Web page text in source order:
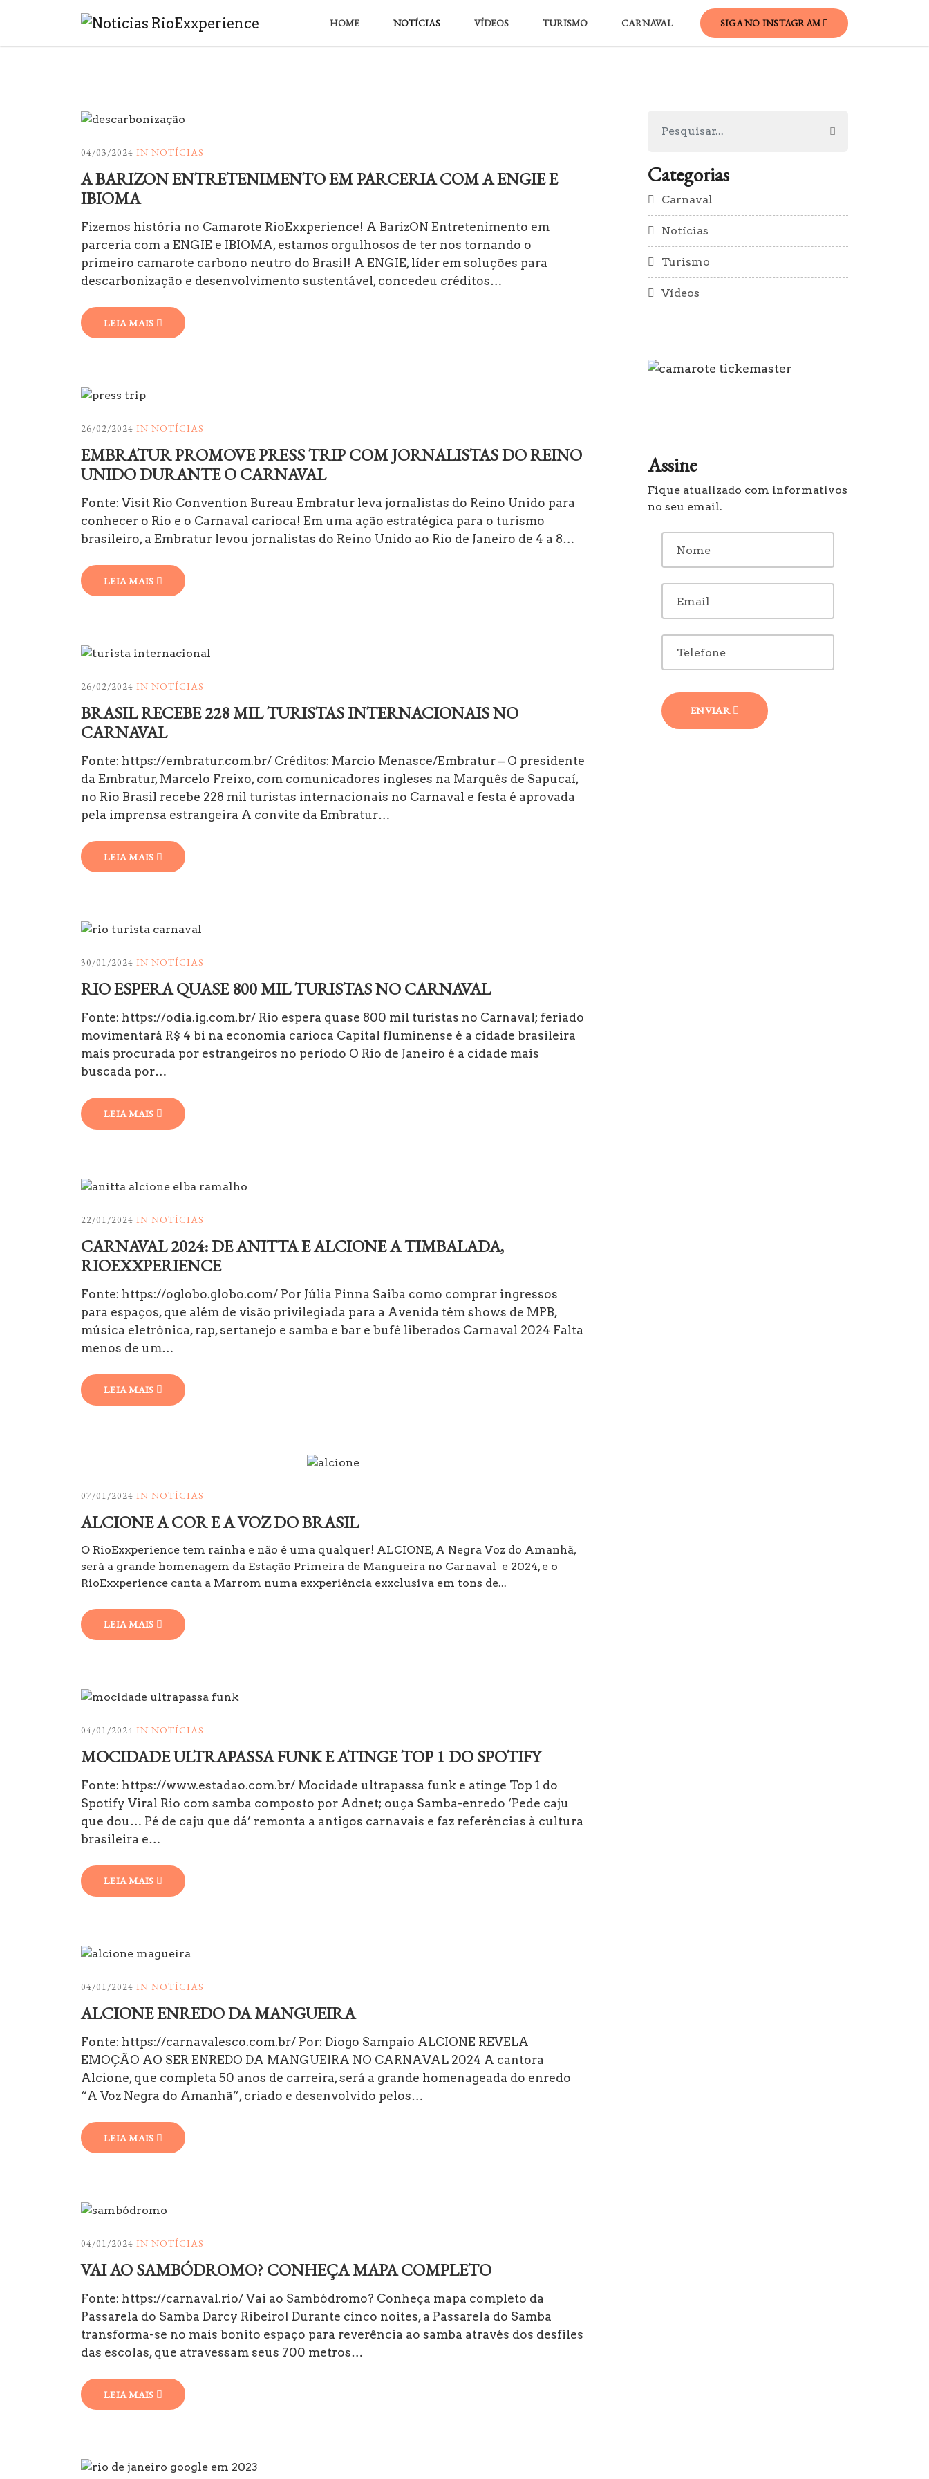
HOME NOTÍCIAS VÍDEOS TURISMO CARNAVAL SIGA NO INSTAGRAM
04/03/2024 IN NOTÍCIAS
A BARIZON ENTRETENIMENTO EM PARCERIA COM A ENGIE E
IBIOMA
Fizemos história no Camarote RioExxperience! A BarizON Entretenimento em
parceria com a ENGIE e IBIOMA, estamos orgulhosos de ter nos tornando o
primeiro camarote carbono neutro do Brasil! A ENGIE, líder em soluções para
descarbonização e desenvolvimento sustentável, concedeu créditos…
LEIA MAIS
26/02/2024 IN NOTÍCIAS
EMBRATUR PROMOVE PRESS TRIP COM JORNALISTAS DO REINO
UNIDO DURANTE O CARNAVAL
Fonte: Visit Rio Convention Bureau Embratur leva jornalistas do Reino Unido para
conhecer o Rio e o Carnaval carioca! Em uma ação estratégica para o turismo
brasileiro, a Embratur levou jornalistas do Reino Unido ao Rio de Janeiro de 4 a 8…
LEIA MAIS
26/02/2024 IN NOTÍCIAS
BRASIL RECEBE 228 MIL TURISTAS INTERNACIONAIS NO
CARNAVAL
Fonte: https://embratur.com.br/ Créditos: Marcio Menasce/Embratur – O presidente
da Embratur, Marcelo Freixo, com comunicadores ingleses na Marquês de Sapucaí,
no Rio Brasil recebe 228 mil turistas internacionais no Carnaval e festa é aprovada
pela imprensa estrangeira A convite da Embratur…
LEIA MAIS
30/01/2024 IN NOTÍCIAS
RIO ESPERA QUASE 800 MIL TURISTAS NO CARNAVAL
Fonte: https://odia.ig.com.br/ Rio espera quase 800 mil turistas no Carnaval; feriado
movimentará R$ 4 bi na economia carioca Capital fluminense é a cidade brasileira
mais procurada por estrangeiros no período O Rio de Janeiro é a cidade mais
buscada por…
LEIA MAIS
22/01/2024 IN NOTÍCIAS
CARNAVAL 2024: DE ANITTA E ALCIONE A TIMBALADA,
RIOEXXPERIENCE
Fonte: https://oglobo.globo.com/ Por Júlia Pinna Saiba como comprar ingressos
para espaços, que além de visão privilegiada para a Avenida têm shows de MPB,
música eletrônica, rap, sertanejo e samba e bar e bufê liberados Carnaval 2024 Falta
menos de um…
LEIA MAIS
07/01/2024 IN NOTÍCIAS
ALCIONE A COR E A VOZ DO BRASIL
O RioExxperience tem rainha e não é uma qualquer! ALCIONE, A Negra Voz do Amanhã,
será a grande homenagem da Estação Primeira de Mangueira no Carnaval e 2024, e o
RioExxperience canta a Marrom numa exxperiência exxclusiva em tons de...
LEIA MAIS
04/01/2024 IN NOTÍCIAS
MOCIDADE ULTRAPASSA FUNK E ATINGE TOP 1 DO SPOTIFY
Fonte: https://www.estadao.com.br/ Mocidade ultrapassa funk e atinge Top 1 do
Spotify Viral Rio com samba composto por Adnet; ouça Samba-enredo ‘Pede caju
que dou… Pé de caju que dá’ remonta a antigos carnavais e faz referências à cultura
brasileira e…
LEIA MAIS
04/01/2024 IN NOTÍCIAS
ALCIONE ENREDO DA MANGUEIRA
Fonte: https://carnavalesco.com.br/ Por: Diogo Sampaio ALCIONE REVELA
EMOÇÃO AO SER ENREDO DA MANGUEIRA NO CARNAVAL 2024 A cantora
Alcione, que completa 50 anos de carreira, será a grande homenageada do enredo
“A Voz Negra do Amanhã”, criado e desenvolvido pelos…
LEIA MAIS
04/01/2024 IN NOTÍCIAS
VAI AO SAMBÓDROMO? CONHEÇA MAPA COMPLETO
Fonte: https://carnaval.rio/ Vai ao Sambódromo? Conheça mapa completo da
Passarela do Samba Darcy Ribeiro! Durante cinco noites, a Passarela do Samba
transforma-se no mais bonito espaço para reverência ao samba através dos desfiles
das escolas, que atravessam seus 700 metros…
LEIA MAIS
Categorias
Carnaval
Notícias
Turismo
Vídeos
Assine
Fique atualizado com informativos
no seu email.
ENVIAR